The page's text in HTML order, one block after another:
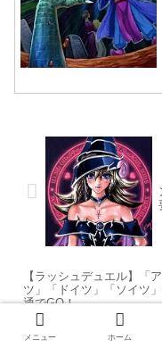
【ラッシュデュエル】「
ツ」「ドイツ」「ソイツ
通でGO！
メニュー ホーム